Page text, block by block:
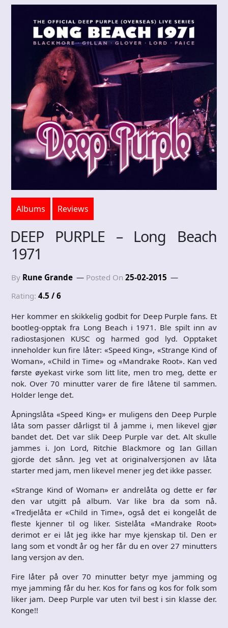
Albums Reviews
DEEP PURPLE – Long Beach
1971
By Rune Grande Posted On 25-02-2015
Rating: 4.5 / 6
Her kommer en skikkelig godbit for Deep Purple fans. Et
bootleg-opptak fra Long Beach i 1971. Ble spilt inn av
radiostasjonen KUSC og harmed god lyd. Opptaket
inneholder kun fire låter: «Speed King», «Strange Kind of
Woman», «Child in Time» og «Mandrake Root». Kan ved
første øyekast virke som litt lite, men tro meg, dette er
nok. Over 70 minutter varer de fire låtene til sammen.
Holder lenge det.
Åpningslåta «Speed King» er muligens den Deep Purple
låta som passer dårligst til å jamme i, men likevel gjør
bandet det. Det var slik Deep Purple var det. Alt skulle
jammes i. Jon Lord, Ritchie Blackmore og Ian Gillan
gjorde det sånn. Jeg vet at originalversjonen av låta
starter med jam, men likevel mener jeg det ikke passer.
«Strange Kind of Woman» er andrelåta og dette er før
den var utgitt på album. Var like bra da som nå.
«Tredjelåta er «Child in Time», også det ei kongelåt de
fleste kjenner til og liker. Sistelåta «Mandrake Root»
derimot er ei låt jeg ikke har mye kjenskap til. Den er
lang som et vondt år og her får du en over 27 minutters
lang versjon av den.
Fire låter på over 70 minutter betyr mye jamming og
mye jamming får du her. Kos for fans og kos for folk som
liker jam. Deep Purple var uten tvil best i sin klasse der.
Konge!!